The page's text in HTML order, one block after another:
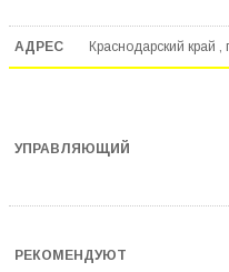
Краснодарский край ,